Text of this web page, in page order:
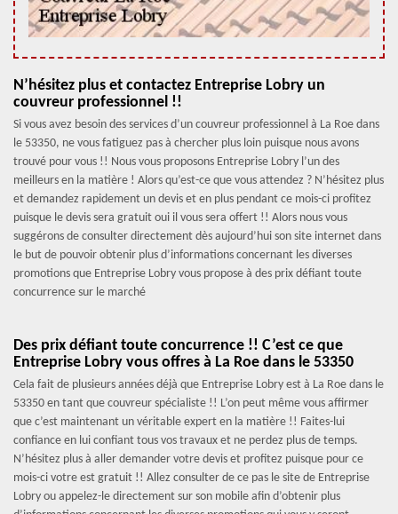
N’hésitez plus et contactez Entreprise Lobry un
couvreur professionnel !!
Si vous avez besoin des services d’un couvreur professionnel à La Roe dans
le 53350, ne vous fatiguez pas à chercher plus loin puisque nous avons
trouvé pour vous !! Nous vous proposons Entreprise Lobry l’un des
meilleurs en la matière ! Alors qu’est-ce que vous attendez ? N’hésitez plus
et demandez rapidement un devis et en plus pendant ce mois-ci profitez
puisque le devis sera gratuit oui il vous sera offert !! Alors nous vous
suggérons de consulter directement dès aujourd’hui son site internet dans
le but de pouvoir obtenir plus d’informations concernant les diverses
promotions que Entreprise Lobry vous propose à des prix défiant toute
concurrence sur le marché
Des prix défiant toute concurrence !! C’est ce que
Entreprise Lobry vous offres à La Roe dans le 53350
Cela fait de plusieurs années déjà que Entreprise Lobry est à La Roe dans le
53350 en tant que couvreur spécialiste !! L’on peut même vous affirmer
que c’est maintenant un véritable expert en la matière !! Faites-lui
confiance en lui confiant tous vos travaux et ne perdez plus de temps.
N’hésitez plus à aller demander votre devis et profitez puisque pour ce
mois-ci votre est gratuit !! Allez consulter de ce pas le site de Entreprise
Lobry ou appelez-le directement sur son mobile afin d’obtenir plus